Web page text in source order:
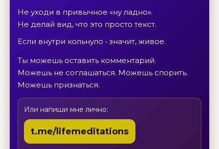
Не уходи в привычное «ну ладно».
Не делай вид, что это просто текст.
Если внутри кольнуло • значит, живое.
Ты можешь оставить комментарий.
Можешь не соглашаться. Можешь спорить.
Можешь признаться.
Или напиши мне лично:
t.me/lifemeditations